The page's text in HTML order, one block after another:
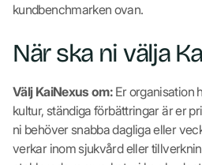
kundbenchmarken ovan.
När ska ni välja
Välj KaiNexus om: Er organisation
kultur, ständiga förbättringar är er
ni behöver snabba dagliga eller
verkar inom sjukvård eller